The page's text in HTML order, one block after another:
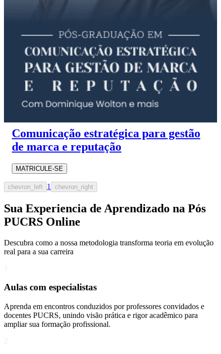
Comunicação estratégica para gestão
de marca e reputação
MATRICULE-SE
chevron_left 1 chevron_right
Sua Experiencia de Aprendizado na Pós
PUCRS Online
Descubra como a nossa metodologia transforma teoria em evolução
real para a sua carreira​
Aulas com especialistas
Aprenda em encontros conduzidos por professores convidados e
docentes PUCRS, unindo visão prática e rigor acadêmico para
ampliar sua formação profissional.